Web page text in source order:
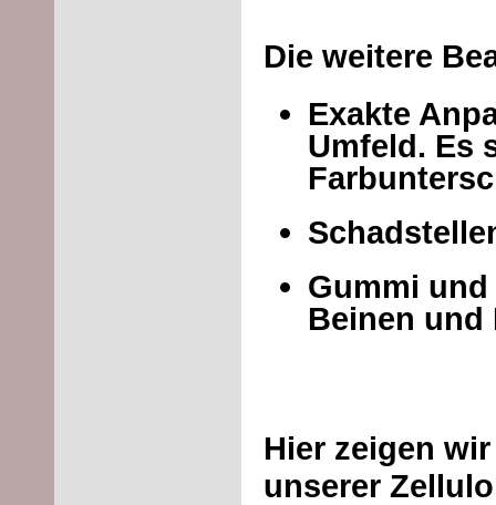
Die weitere
Exakte
Umfeld. Es
Gummi
Beinen
Hier zeigen
unserer